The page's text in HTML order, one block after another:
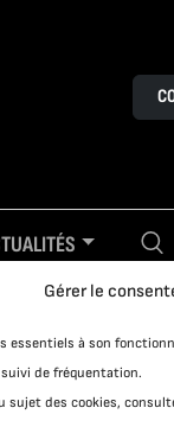
Gérer le
essentiels à son
de fréquentation.
sujet des cookies,